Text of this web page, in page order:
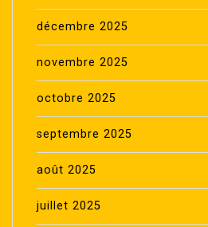
décembre 2025
novembre 2025
octobre 2025
septembre 2025
août 2025
juillet 2025